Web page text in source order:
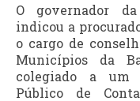
O governador
indicou a
o cargo de
Municípios da
colegiado a um
Público de